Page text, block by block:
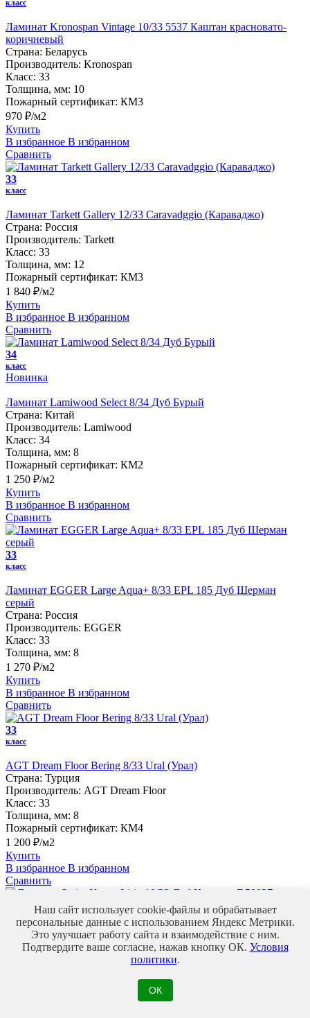
класс
Ламинат Kronospan Vintage 10/33 5537 Каштан красновато-
коричневый
Страна: Беларусь
Производитель: Kronospan
Класс: 33
Толщина, мм: 10
Пожарный сертификат: КМ3
970 ₽/м2
Купить
В избранное В избранном
Сравнить
33
класс
Ламинат Tarkett Gallery 12/33 Caravadggio (Караваджо)
Страна: Россия
Производитель: Tarkett
Класс: 33
Толщина, мм: 12
Пожарный сертификат: КМ3
1 840 ₽/м2
Купить
В избранное В избранном
Сравнить
34
класс
Новинка
Ламинат Lamiwood Select 8/34 Дуб Бурый
Страна: Китай
Производитель: Lamiwood
Класс: 34
Толщина, мм: 8
Пожарный сертификат: КМ2
1 250 ₽/м2
Купить
В избранное В избранном
Сравнить
33
класс
Ламинат EGGER Large Aqua+ 8/33 EPL 185 Дуб Шерман
серый
Страна: Россия
Производитель: EGGER
Класс: 33
Толщина, мм: 8
1 270 ₽/м2
Купить
В избранное В избранном
Сравнить
33
класс
AGT Dream Floor Bering 8/33 Ural (Урал)
Страна: Турция
Производитель: AGT Dream Floor
Класс: 33
Толщина, мм: 8
Пожарный сертификат: КМ4
1 200 ₽/м2
Купить
В избранное В избранном
Сравнить
Ламинат Swiss Krono Lirio 10/33 Дуб Карлеон D50027
Страна: Россия
Swiss Krono
Наш сайт использует cookie-файлы и обрабатывает
персональные данные с использованием Яндекс Метрики.
Это улучшает работу сайта и взаимодействие с ним.
Подтвердите ваше согласие, нажав кнопку ОК. Условия
политики.
ОК